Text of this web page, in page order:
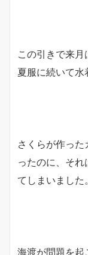
この引きで来月
夏服に続いて水
さくらが作っ
ったのに、そ
てしまいました。
海渡が問題を起